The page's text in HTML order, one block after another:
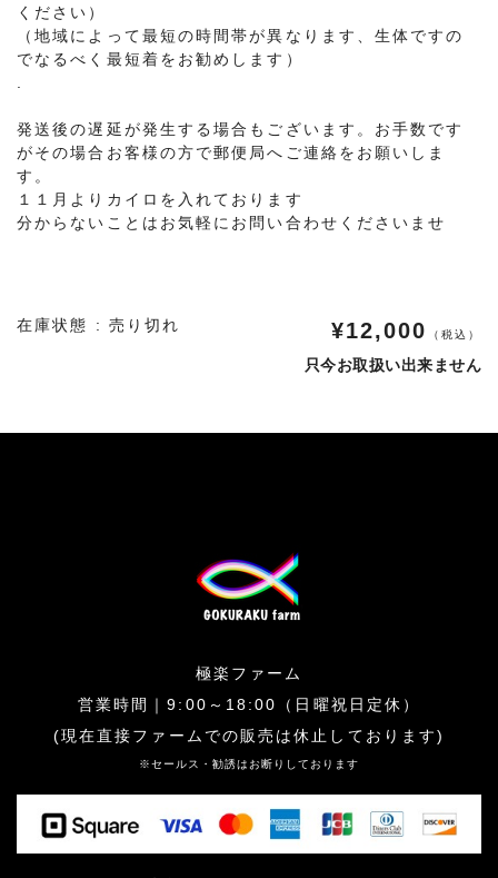
ください）
（地域によって最短の時間帯が異なります、生体ですの
でなるべく最短着をお勧めします）
.
発送後の遅延が発生する場合もございます。お手数です
がその場合お客様の方で郵便局へご連絡をお願いしま
す。
１１月よりカイロを入れております
分からないことはお気軽にお問い合わせくださいませ
在庫状態 : 売り切れ ¥12,000 （税込）
只今お取扱い出来ません
極楽ファーム
営業時間｜9:00～18:00（日曜祝日定休）
(現在直接ファームでの販売は休止しております)
※セールス・勧誘はお断りしております